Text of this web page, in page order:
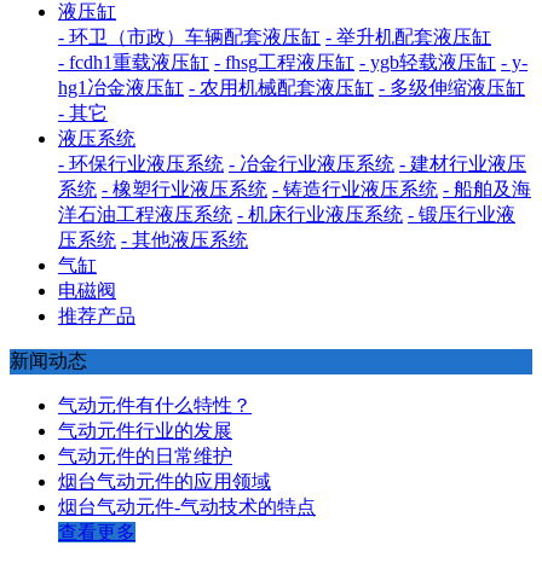
液压缸
- 环卫（市政）车辆配套液压缸 - 举升机配套液压缸
- fcdh1重载液压缸 - fhsg工程液压缸 - ygb轻载液压缸 - y-
hg1冶金液压缸 - 农用机械配套液压缸 - 多级伸缩液压缸
- 其它
液压系统
- 环保行业液压系统 - 冶金行业液压系统 - 建材行业液压
系统 - 橡塑行业液压系统 - 铸造行业液压系统 - 船舶及海
洋石油工程液压系统 - 机床行业液压系统 - 锻压行业液
压系统 - 其他液压系统
气缸
电磁阀
推荐产品
新闻动态
气动元件有什么特性？
气动元件行业的发展
气动元件的日常维护
烟台气动元件的应用领域
烟台气动元件-气动技术的特点
查看更多